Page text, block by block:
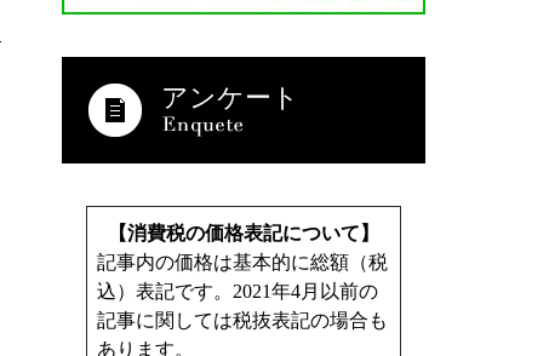
アンケート
【消費税の価格表記について】
記事内の価格は基本的に総額（税
込）表記です。2021年4月以前の
記事に関しては税抜表記の場合も
あります。